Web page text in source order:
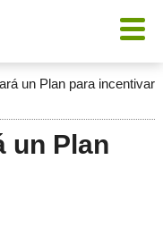
un Plan para incentivar
un Plan